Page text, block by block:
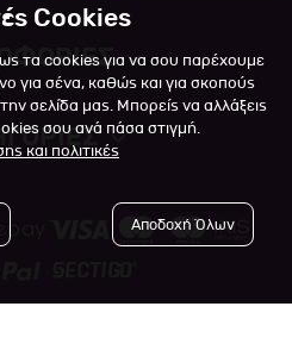
λογαριασμού
επιστροφών
Blog
Χρήσης
Απορρήτου
Cookies
τα cookies για να σου παρέχουμε
για σένα, καθώς και για σκοπούς
σελίδα μας. Μπορείς να αλλάξεις
σου ανά πάσα στιγμή.
και πολιτικές
Αποδοχή Όλων